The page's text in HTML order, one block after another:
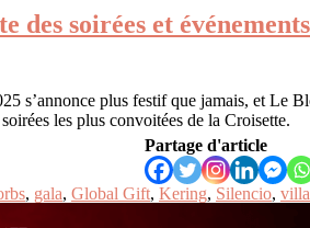
des soirées et
s’annonce plus festif que jamais, et Le
les plus convoitées de la Croisette.
Partage d'article
, gala, Global Gift, Kering, Silencio, villa